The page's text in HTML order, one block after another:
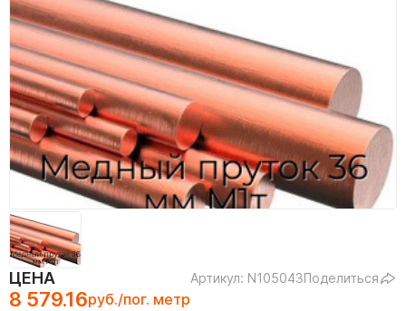
ЦЕНА Артикул: N105043Поделиться
8 579.16руб./пог. метр